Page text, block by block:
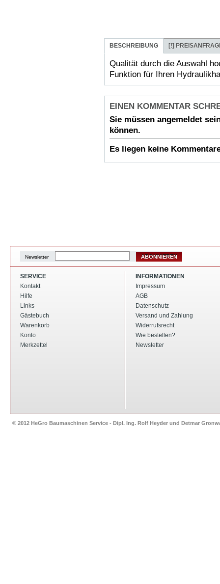
BESCHREIBUNG [!]
Qualität durch die Auswahl
Funktion für Ihren
EINEN KOMMENTAR
Sie müssen angemeldet
können.
Es liegen keine
Newsletter ABONNIEREN
SERVICE
Kontakt
Hilfe
Links
Gästebuch
Warenkorb
Konto
Merkzettel
INFORMATIONEN
Impressum
AGB
Datenschutz
Versand und Zahlung
Widerrufsrecht
Wie bestellen?
Newsletter
© 2012 HeGro Baumaschinen Service - Dipl. Ing. Rolf Heyder und Detmar